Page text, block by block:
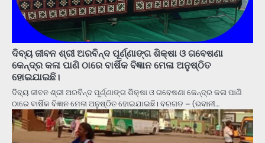
ଦିବ୍ୟ ଜୀବନ ଶ୍ରୀ ଅରବିନ୍ଦ ପୂର୍ଣ୍ଣାଙ୍ଗ ଶିକ୍ଷା ଓ ଗବେଷଣା
କେନ୍ଦ୍ର କଳା ପାଣି ଠାରେ ବାର୍ଷିକ ବିଜ୍ଞାନ ମେଳା ଅନୁଷ୍ଠିତ
ହୋଇଯାଇଛି।
ଦିବ୍ୟ ଜୀବନ ଶ୍ରୀ ଅରବିନ୍ଦ ପୂର୍ଣ୍ଣାଙ୍ଗ ଶିକ୍ଷା ଓ ଗବେଷଣା କେନ୍ଦ୍ର କଳା ପାଣି
ଠାରେ ବାର୍ଷିକ ବିଜ୍ଞାନ ମେଳା ଅନୁଷ୍ଠିତ ହୋଇଯାଇଛି। ବରଗଡ – (ଭବାନୀ…